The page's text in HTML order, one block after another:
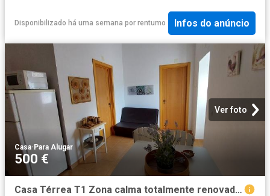
Disponibilizado há uma semana por rentumo Infos do anúncio
Ver foto
Casa· Para Alugar
500 €
Casa Térrea T1 Zona calma totalmente renovada. Arrendamento de Outubro a Maio